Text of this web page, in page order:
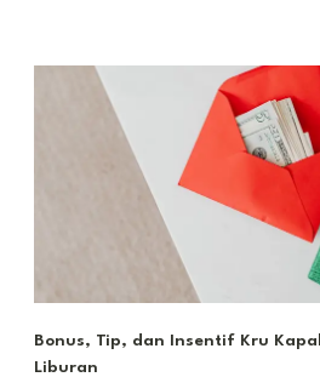
Bonus, Tip, dan Insentif Kru
Liburan